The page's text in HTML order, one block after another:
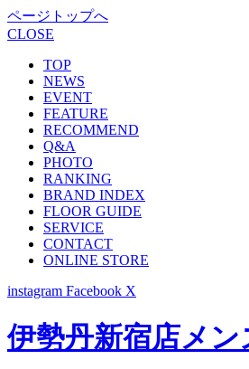
ページトップへ
CLOSE
TOP
NEWS
EVENT
FEATURE
RECOMMEND
Q&A
PHOTO
RANKING
BRAND INDEX
FLOOR GUIDE
SERVICE
CONTACT
ONLINE STORE
instagram Facebook X
伊勢丹新宿店メ